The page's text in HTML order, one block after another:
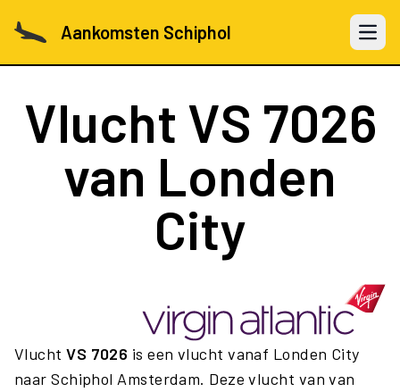
Aankomsten Schiphol Open
Vlucht VS 7026
van Londen
City
VluchtVS 7026 is een vlucht vanaf Londen City
naar Schiphol Amsterdam. Deze vlucht van van